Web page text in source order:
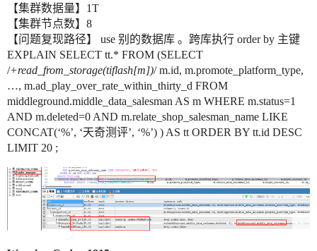
【集群数据量】1T
【集群节点数】8
【问题复现路径】 use 别的数据库 。跨库执行 order by 主键
EXPLAIN SELECT tt.* FROM (SELECT
/+read_from_storage(tiflash[m])/ m.id, m.promote_platform_type,
…, m.ad_play_over_rate_within_thirty_d FROM
middleground.middle_data_salesman AS m WHERE m.status=1
AND m.deleted=0 AND m.relate_shop_salesman_name LIKE
CONCAT(‘%’, ‘天奇测评’, ‘%’) ) AS tt ORDER BY tt.id DESC
LIMIT 20 ;